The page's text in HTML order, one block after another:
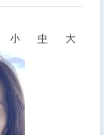
小 中 大